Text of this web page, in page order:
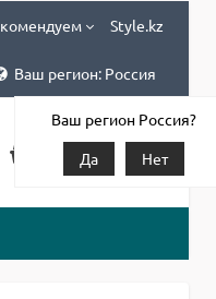
Style.kz
Ваш регион: Россия
Ваш регион Россия?
Да
Нет